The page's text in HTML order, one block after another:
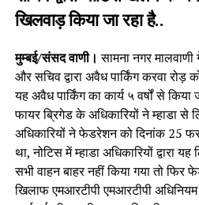
खिलवाड़ किया जा रहा है..
मुम्बई/संसद वाणी।सामना नगर
और सचिव द्वारा अवैध पार्किंग करवा
यह अवैध पार्किंग का कार्य ५ वर्षों से
फायर ब्रिगेड के अधिकारियों ने म्हाडा से
अधिकारियों ने फेडरेशन को दिनांक 25
था, नोटिस में म्हाडा अधिकारियों द्वारा
सभी वाहन बाहर नहीं किया गया तो
खिलाफ एमआरटीपी एमआरटीपी